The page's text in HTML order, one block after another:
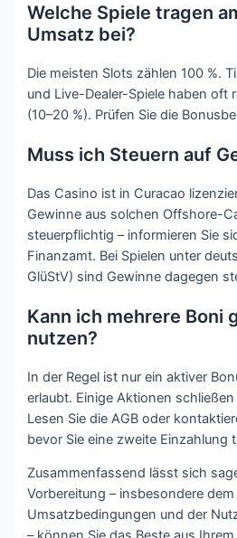
Welche Spiele tragen
Umsatz bei?
Die meisten Slots zählen 100 %.
und Live-Dealer-Spiele haben oft
(10–20 %). Prüfen Sie die
Muss ich Steuern auf
Das Casino ist in Curacao
Gewinne aus solchen Offshore-
steuerpflichtig – informieren Sie
Finanzamt. Bei Spielen unter
GlüStV) sind Gewinne dagegen
Kann ich mehrere Boni
nutzen?
In der Regel ist nur ein aktiver
erlaubt. Einige Aktionen
Lesen Sie die AGB oder
bevor Sie eine zweite Einzahlung
Zusammenfassend lässt sich
Vorbereitung – insbesondere
Umsatzbedingungen und der